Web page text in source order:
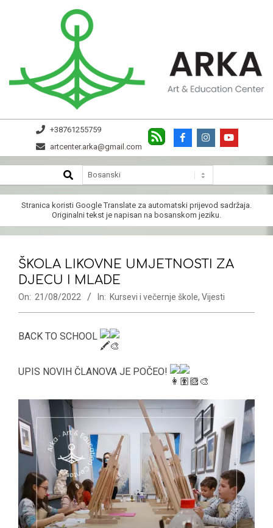
ARKA
+38761255759
artcenter.arka@gmail.com
Navigation
Menu
SEARCH
Stranica koristi Google Translate za automatski prijevod sadržaja.
Originalni tekst je napisan na bosanskom jeziku.
ŠKOLA LIKOVNE UMJETNOSTI ZA
DJECU I MLADE
On: 21/08/2022 In: Kursevi i večernje škole, Vijesti
BACK TO SCHOOL
UPIS NOVIH ČLANOVA JE POČEO!